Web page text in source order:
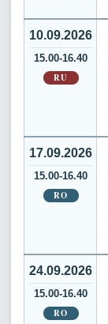
10.09.2026
15.00-16.40
RU
17.09.2026
15.00-16.40
RO
24.09.2026
15.00-16.40
RO